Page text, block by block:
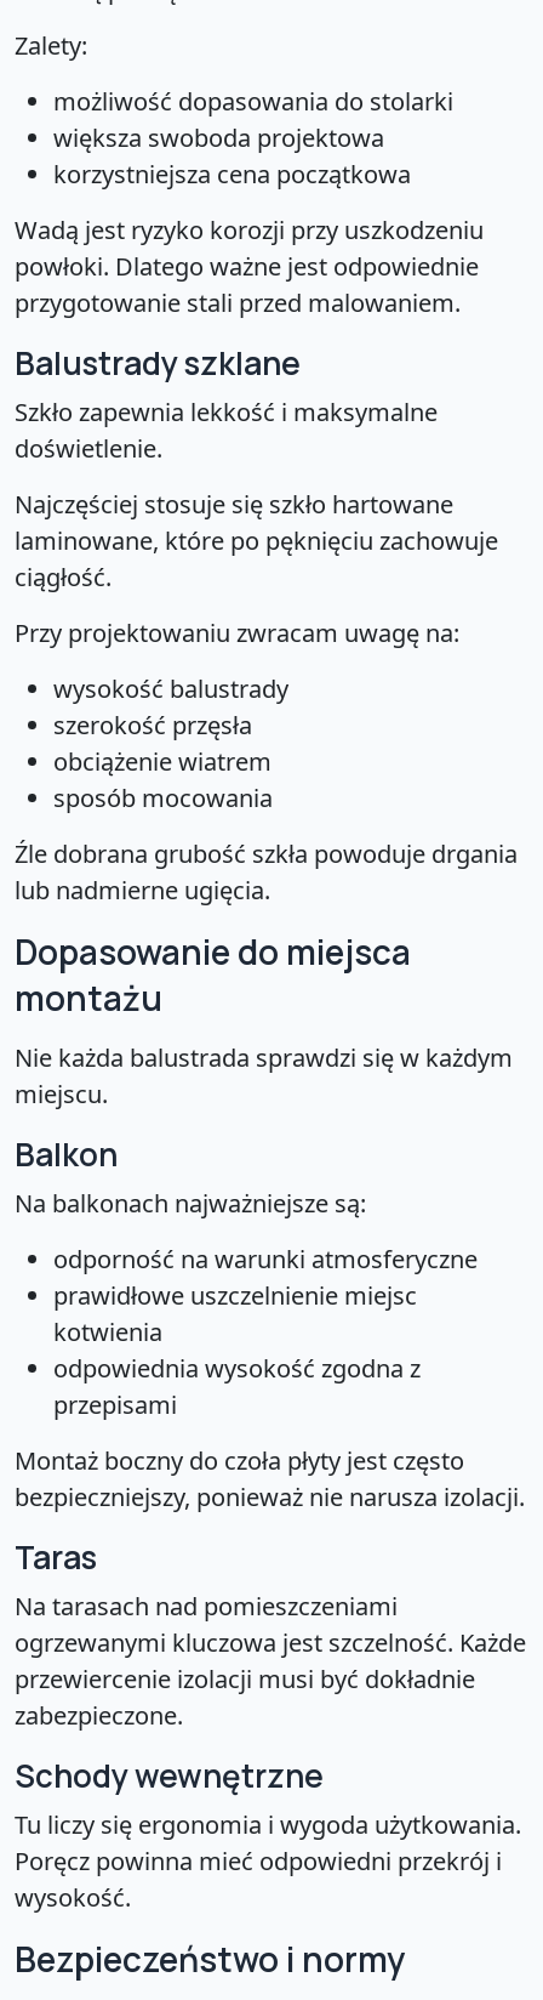
Zalety:
możliwość dopasowania do stolarki
większa swoboda projektowa
korzystniejsza cena początkowa
Wadą jest ryzyko korozji przy uszkodzeniu
powłoki. Dlatego ważne jest odpowiednie
przygotowanie stali przed malowaniem.
Balustrady szklane
Szkło zapewnia lekkość i maksymalne
doświetlenie.
Najczęściej stosuje się szkło hartowane
laminowane, które po pęknięciu zachowuje
ciągłość.
Przy projektowaniu zwracam uwagę na:
wysokość balustrady
szerokość przęsła
obciążenie wiatrem
sposób mocowania
Źle dobrana grubość szkła powoduje drgania
lub nadmierne ugięcia.
Dopasowanie do miejsca
montażu
Nie każda balustrada sprawdzi się w każdym
miejscu.
Balkon
Na balkonach najważniejsze są:
odporność na warunki atmosferyczne
prawidłowe uszczelnienie miejsc
kotwienia
odpowiednia wysokość zgodna z
przepisami
Montaż boczny do czoła płyty jest często
bezpieczniejszy, ponieważ nie narusza izolacji.
Taras
Na tarasach nad pomieszczeniami
ogrzewanymi kluczowa jest szczelność. Każde
przewiercenie izolacji musi być dokładnie
zabezpieczone.
Schody wewnętrzne
Tu liczy się ergonomia i wygoda użytkowania.
Poręcz powinna mieć odpowiedni przekrój i
wysokość.
Bezpieczeństwo i normy